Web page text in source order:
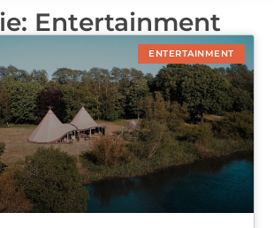
Entertainment
ENTERTAINMENT